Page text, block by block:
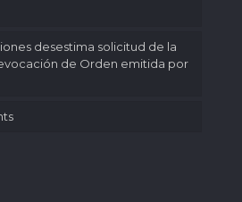
desestima solicitud de la
de Orden emitida por